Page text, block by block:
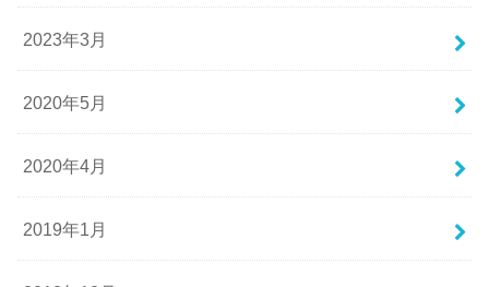
2023年3月
2020年5月
2020年4月
2019年1月